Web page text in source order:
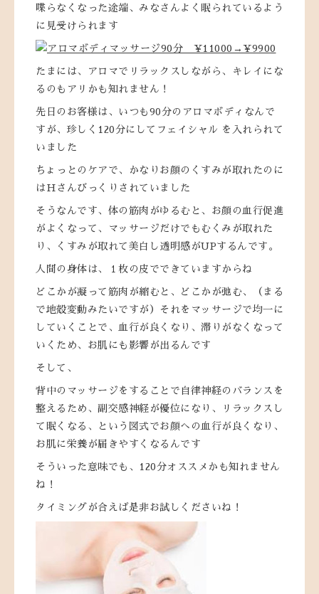
喋らなくなった途端、みなさんよく眠られているよう
に見受けられます
たまには、アロマでリラックスしながら、キレイにな
るのもアリかも知れません！
先日のお客様は、いつも90分のアロマボディなんで
すが、珍しく120分にしてフェイシャル を入れられて
いました
ちょっとのケアで、かなりお顔のくすみが取れたのに
はHさんびっくりされていました
そうなんです、体の筋肉がゆるむと、お顔の血行促進
がよくなって、マッサージだけでもむくみが取れた
り、くすみが取れて美白し透明感がUPするんです。
人間の身体は、１枚の皮でできていますからね
どこかが凝って筋肉が縮むと、どこかが弛む、（まる
で地殻変動みたいですが）それをマッサージで均一に
していくことで、血行が良くなり、滞りがなくなって
いくため、お肌にも影響が出るんです
そして、
背中のマッサージをすることで自律神経のバランスを
整えるため、副交感神経が優位になり、リラックスし
て眠くなる、という図式でお顔への血行が良くなり、
お肌に栄養が届きやすくなるんです
そういった意味でも、120分オススメかも知れません
ね！
タイミングが合えば是非お試しくださいね！